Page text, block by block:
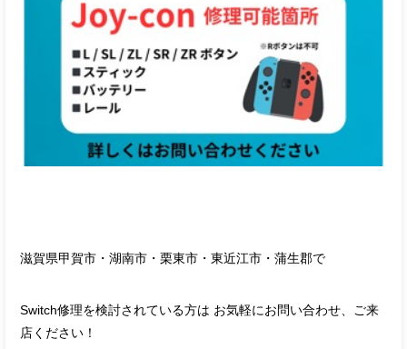
滋賀県甲賀市・湖南市・栗東市・東近江市・蒲生郡で
Switch修理を検討されている方は お気軽にお問い合わせ、ご来
店ください！